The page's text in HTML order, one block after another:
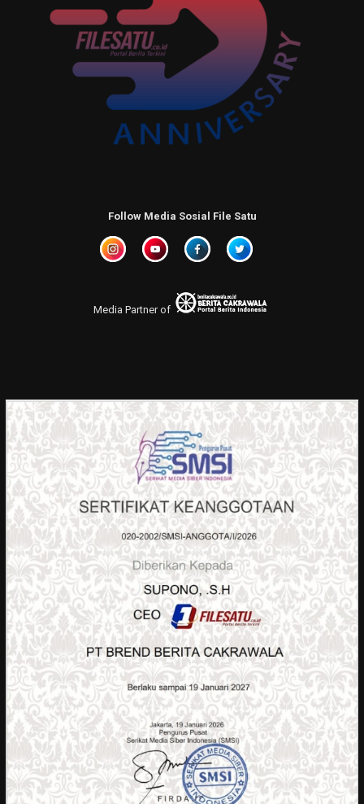
Follow Media Sosial File Satu
Media Partner of